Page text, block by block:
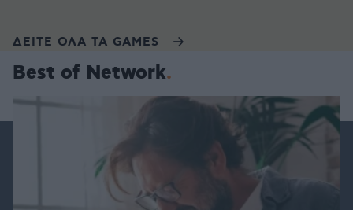
ΔΕΙΤΕ ΟΛΑ ΤΑ GAMES
Best of Network